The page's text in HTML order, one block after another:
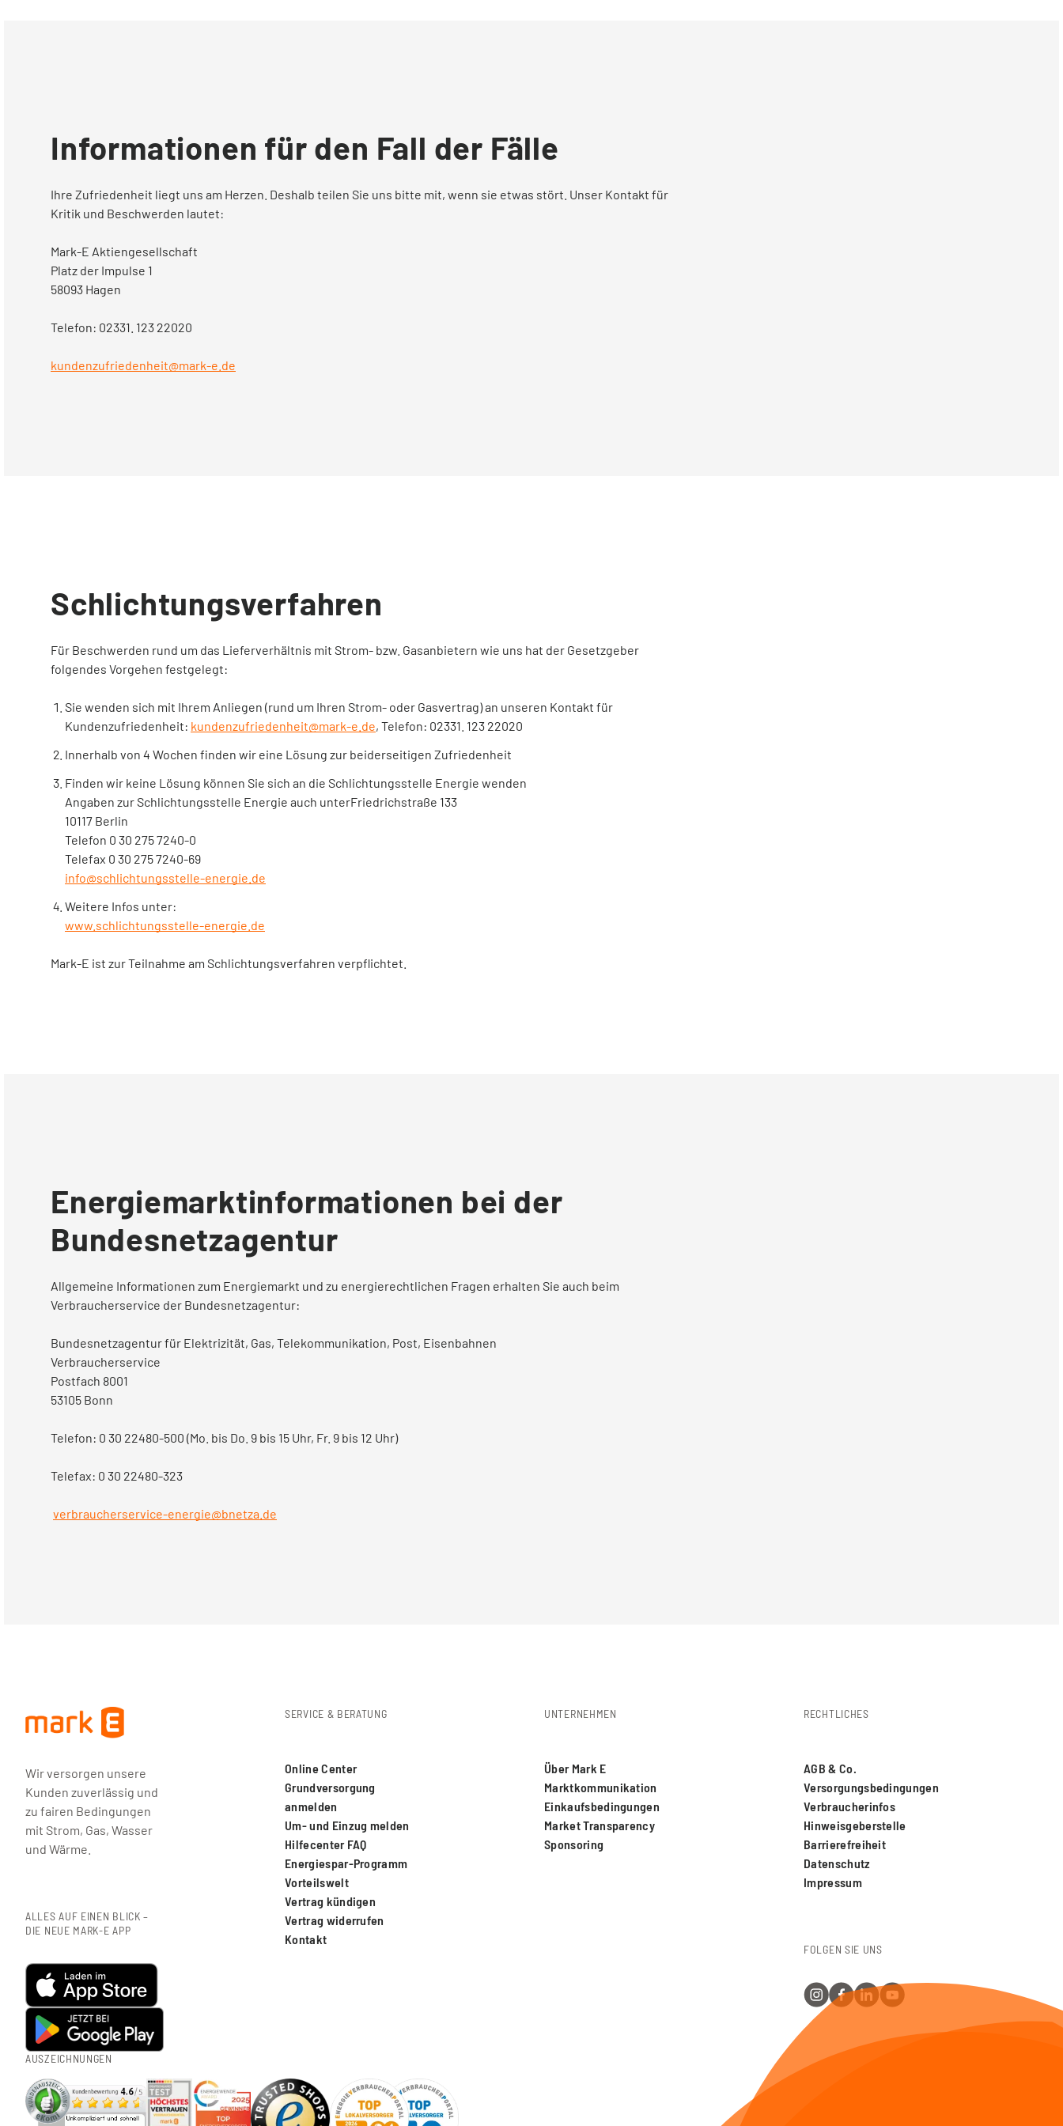
Ladestation vorschlagen
Services via WhatsApp
Vertrag kündigen
BERATUNG
Hilfecenter FAQ
Kunden werben
Bonusprogramm (App)
Informationen für den Fall der Fälle
Ihre Zufriedenheit liegt uns am Herzen. Deshalb teilen Sie uns bitte mit, wenn sie etwas stört. Unser Kontakt für
Kritik und Beschwerden lautet:
Mark-E Aktiengesellschaft
Platz der Impulse 1
58093 Hagen
Telefon: 02331. 123 22020
kundenzufriedenheit@mark-e.de
Schlichtungsverfahren
Für Beschwerden rund um das Lieferverhältnis mit Strom- bzw. Gasanbietern wie uns hat der Gesetzgeber
folgendes Vorgehen festgelegt:
Sie wenden sich mit Ihrem Anliegen (rund um Ihren Strom- oder Gasvertrag) an unseren Kontakt für
Kundenzufriedenheit: kundenzufriedenheit@mark-e.de, Telefon: 02331. 123 22020
Innerhalb von 4 Wochen finden wir eine Lösung zur beiderseitigen Zufriedenheit
Finden wir keine Lösung können Sie sich an die Schlichtungsstelle Energie wenden
Angaben zur Schlichtungsstelle Energie auch unterFriedrichstraße 133
10117 Berlin
Telefon 0 30 275 7240-0
Telefax 0 30 275 7240-69
info@schlichtungsstelle-energie.de
Weitere Infos unter:
www.schlichtungsstelle-energie.de
Mark-E ist zur Teilnahme am Schlichtungsverfahren verpflichtet.
Energiemarktinformationen bei der
Bundesnetzagentur
Allgemeine Informationen zum Energiemarkt und zu energierechtlichen Fragen erhalten Sie auch beim
Verbraucherservice der Bundesnetzagentur:
Bundesnetzagentur für Elektrizität, Gas, Telekommunikation, Post, Eisenbahnen
Verbraucherservice
Postfach 8001
53105 Bonn
Telefon: 0 30 22480-500 (Mo. bis Do. 9 bis 15 Uhr, Fr. 9 bis 12 Uhr)
Telefax: 0 30 22480-323
verbraucherservice-energie@bnetza.de
Wir versorgen unsere
Kunden zuverlässig und
zu fairen Bedingungen
mit Strom, Gas, Wasser
und Wärme.
ALLES AUF EINEN BLICK –
DIE NEUE MARK-E APP
SERVICE & BERATUNG
Online Center
Grundversorgung
anmelden
Um- und Einzug melden
Hilfecenter FAQ
Energiespar-Programm
Vorteilswelt
Vertrag kündigen
Vertrag widerrufen
Kontakt
UNTERNEHMEN
Über Mark E
Marktkommunikation
Einkaufsbedingungen
Market Transparency
Sponsoring
RECHTLICHES
AGB & Co.
Versorgungsbedingungen
Verbraucherinfos
Hinweisgeberstelle
Barrierefreiheit
Datenschutz
Impressum
FOLGEN SIE UNS
AUSZEICHNUNGEN